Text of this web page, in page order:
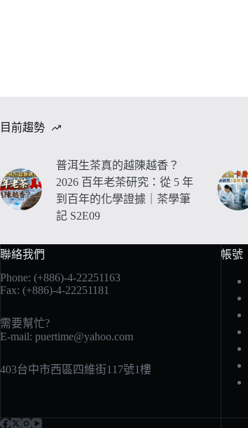
目前趨勢
普洱生茶真的越陳越香？
2026 百年老茶研究：從 5 年
到百年的化學證據｜茶學筆
記 S2E09
聯絡我們
Phone: (+886)-4-22251163
Fax: (+886)-4-22251181
需要幫忙?
E-mail: puertime@yahoo.com
403台中市西區四維街117號1樓
帳號